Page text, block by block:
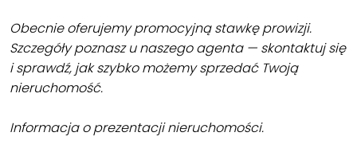
Obecnie oferujemy promocyjną stawkę prowizji.
Szczegóły poznasz u naszego agenta — skontaktuj się
i sprawdź, jak szybko możemy sprzedać Twoją
nieruchomość.
Informacja o prezentacji nieruchomości.